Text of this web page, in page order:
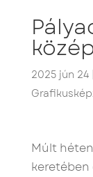
2025 jún 24|
Múlt